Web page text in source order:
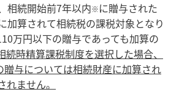
相続開始前7年以内※に贈与された
加算されて相続税の課税対象となり
万円以下の贈与であっても加算の
続時精算課税制度を選択した場合、
与については相続財産に加算され
ません。